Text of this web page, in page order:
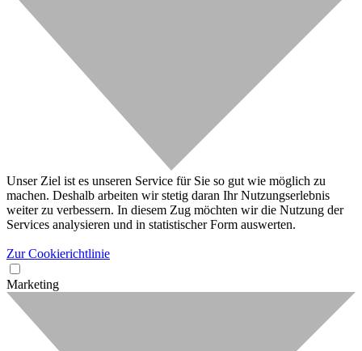
Unser Ziel ist es unseren Service für Sie so gut wie möglich zu
machen. Deshalb arbeiten wir stetig daran Ihr Nutzungserlebnis
weiter zu verbessern. In diesem Zug möchten wir die Nutzung der
Services analysieren und in statistischer Form auswerten.
Zur Cookierichtlinie
Marketing